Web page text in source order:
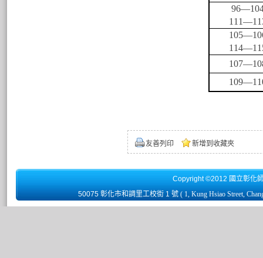
96
111
105
114
107
109
友善列印 新增到收藏夾
Copyright ©2012 國立彰化
50075 彰化市和調里工校街 1 號 ( 1, Kung Hsiao Street,